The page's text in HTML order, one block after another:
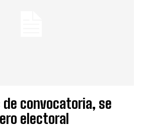
convocatoria, se
electoral